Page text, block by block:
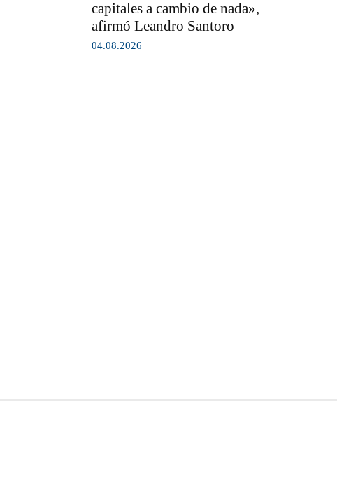
capitales a cambio de nada»,
afirmó Leandro Santoro
04.08.2026